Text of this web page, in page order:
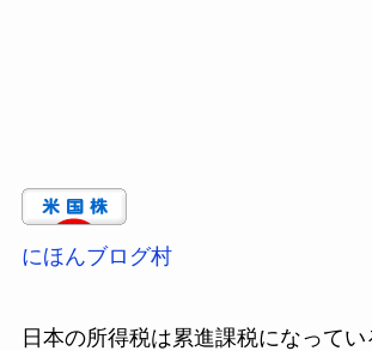
にほんブログ村
日本の所得税は累進課税になって